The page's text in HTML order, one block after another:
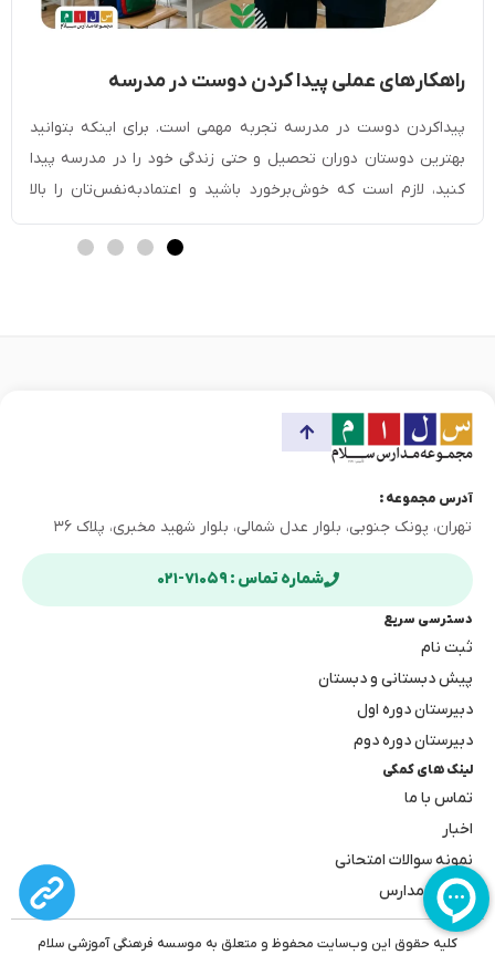
راهکار‎های عملی پیدا کردن دوست در مدرسه
[مخصوص دانش آموزان]
پیداکردن دوست در مدرسه تجربه مهمی است. برای اینکه بتوانید
بهترین دوستان دوران تحصیل و حتی زندگی خود را در مدرسه پیدا
کنید، لازم است که خوش‌برخورد باشید و اعتمادبه‌نفس‌تان را بالا
ببرید. با صحبت‌کردن با دیگران، لبخند‌زدن و داشتن چهره‌ای گشاده
می‌توانید به‌راحتی دوست پیدا کنید. شرکت در فعالیت‌های گروهی یا
آدرس مجموعه :
تهران، پونک جنوبی، بلوار عدل شمالی، بلوار شهید مخبری، پلاک ۳۶
شماره تماس : ۷۱۰۵۹-۰۲۱
دسترسی سریع
ثبت نام
پیش دبستانی و دبستان
دبیرستان دوره اول
دبیرستان دوره دوم
لینک های کمکی
تماس با ما
اخبار
نمونه سوالات امتحانی
بهترین مدارس
کلیه حقوق این وب‌سایت محفوظ و متعلق به موسسه فرهنگی آموزشی سلام